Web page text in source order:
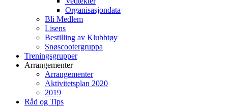
Organisasjondata
Bli Medlem
Lisens
Bestilling av Klubbtøy
Snøscootergruppa
Treningsgrupper
Arrangementer
Arrangementer
Aktivitetsplan 2020
2019
Råd og Tips